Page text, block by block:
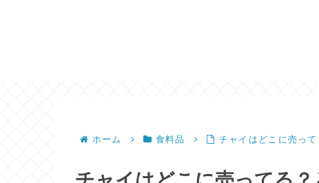
ホーム 食料品 チャイはどこに売っ